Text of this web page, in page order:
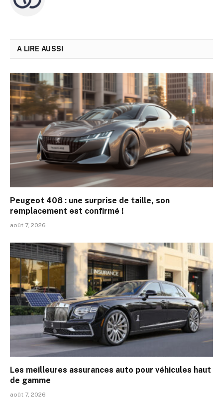
A LIRE AUSSI
Peugeot 408 : une surprise de taille, son
remplacement est confirmé !
août 7, 2026
Les meilleures assurances auto pour véhicules haut
de gamme
août 7, 2026